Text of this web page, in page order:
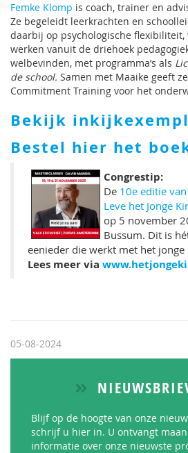
Femke Klomp is coach, trainer en
Ze begeleidt leerkrachten en
daarbij op psychologische flexibiliteit,
werken vanuit de driehoek
welbevinden, met programma’s als
de school. Samen met Maaike geeft
Commitment Training voor het
Bekijk
Bestel hier het
Congrestip:
De 10e editie
Leve het Jonge
op 5 november
Bussum. Dit is
eenieder die werkt met het jonge
Lees meer via
05-08-2024
Blijf op de hoogte van onze
schrijf u hier in. U ontvangt
informatie over onze nieuwste